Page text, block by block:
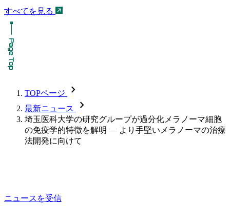
すべてを見る
TOPページ chevron_forward
最新ニュース chevron_forward
埼玉医科大学の研究グループが過分化メラノーマ細胞
の免疫学的特徴を解明 ― より手堅いメラノーマの治療
法開発に向けて
ニュースを受信